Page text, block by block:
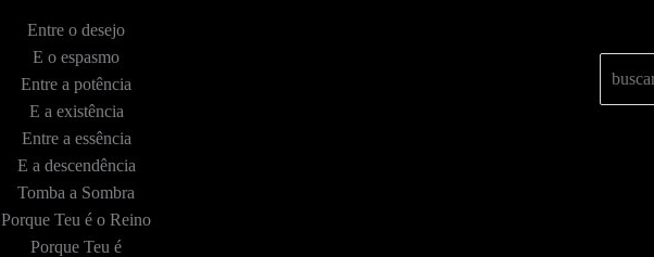
Entre o desejo
E o espasmo
Entre a potência
E a existência
Entre a essência
E a descendência
Tomba a Sombra
Porque Teu é o Reino
Porque Teu é
Buscar